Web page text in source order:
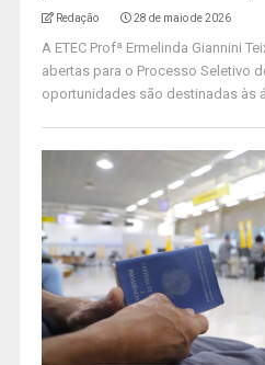
Redação 28 de maio de 2026
A ETEC Profª Ermelinda Giannini
abertas para o Processo Seletivo
oportunidades são destinadas às